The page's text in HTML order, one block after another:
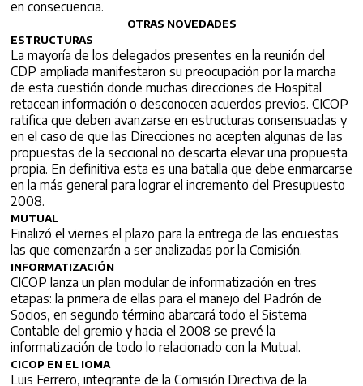
en consecuencia.
OTRAS NOVEDADES
ESTRUCTURAS
La mayoría de los delegados presentes en la reunión del
CDP ampliada manifestaron su preocupación por la marcha
de esta cuestión donde muchas direcciones de Hospital
retacean información o desconocen acuerdos previos. CICOP
ratifica que deben avanzarse en estructuras consensuadas y
en el caso de que las Direcciones no acepten algunas de las
propuestas de la seccional no descarta elevar una propuesta
propia. En definitiva esta es una batalla que debe enmarcarse
en la más general para lograr el incremento del Presupuesto
2008.
MUTUAL
Finalizó el viernes el plazo para la entrega de las encuestas
las que comenzarán a ser analizadas por la Comisión.
INFORMATIZACIÓN
CICOP lanza un plan modular de informatización en tres
etapas: la primera de ellas para el manejo del Padrón de
Socios, en segundo término abarcará todo el Sistema
Contable del gremio y hacia el 2008 se prevé la
informatización de todo lo relacionado con la Mutual.
CICOP EN EL IOMA
Luis Ferrero, integrante de la Comisión Directiva de la